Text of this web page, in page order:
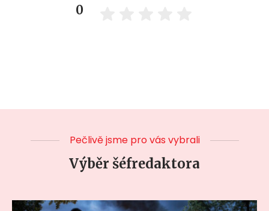
0
Pečlivě jsme pro vás vybrali
Výběr šéfredaktora